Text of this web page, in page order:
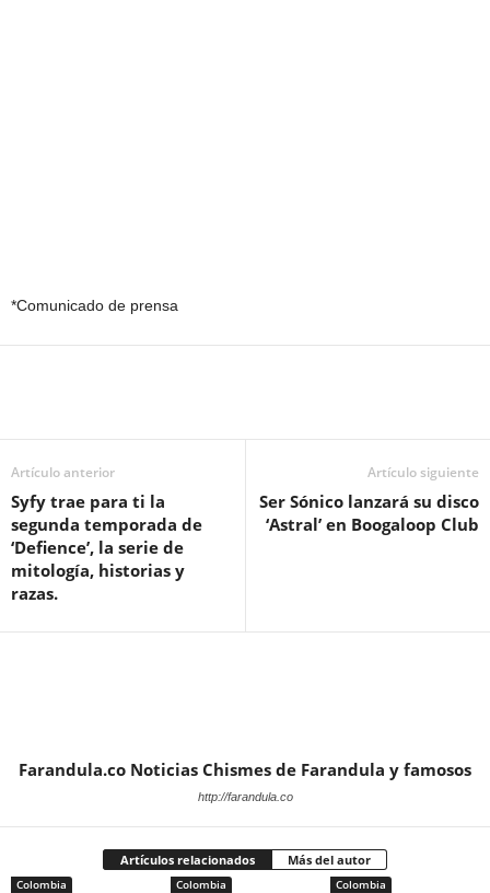
*Comunicado de prensa
Artículo anterior
Syfy trae para ti la
segunda temporada de
‘Defience’, la serie de
mitología, historias y
razas.
Artículo siguiente
Ser Sónico lanzará su disco
‘Astral’ en Boogaloop Club
Farandula.co Noticias Chismes de Farandula y famosos
http://farandula.co
Artículos relacionados Más del autor
Colombia Colombia Colombia